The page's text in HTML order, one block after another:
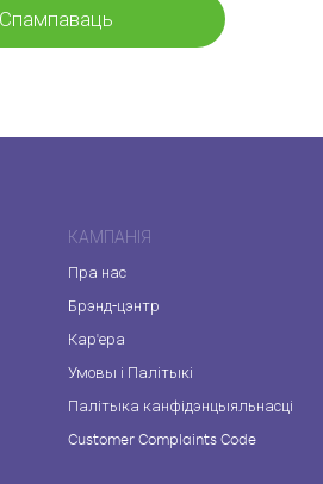
Спампаваць
КАМПАНІЯ
Пра нас
Брэнд-цэнтр
Кар'ера
Умовы і Палітыкі
Палітыка канфідэнцыяльнасці
Customer Complaints Code